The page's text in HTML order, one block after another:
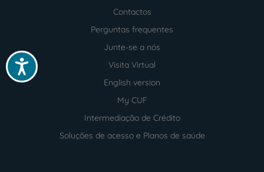
Acessibilidade
Contactos
Perguntas frequentes
Junte-se a nós
Visita Virtual
English version
My CUF
Intermediação de Crédito
Soluções de acesso e Planos de saúde